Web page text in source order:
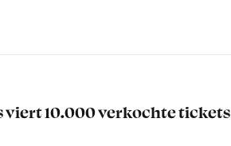
viert 10.000 verkochte tickets